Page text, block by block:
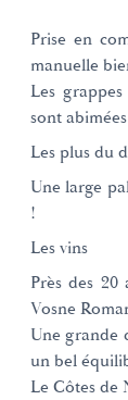
Prise en
manuelle
Les
sont
Les plus du
Une large
!
Les vins
Près des
Vosne
Une grande
un bel
Le Côtes de